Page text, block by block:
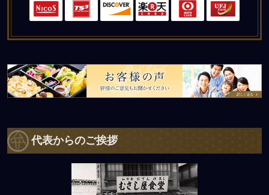
皆様のご意見もお聞かせください。
代表からのご挨拶